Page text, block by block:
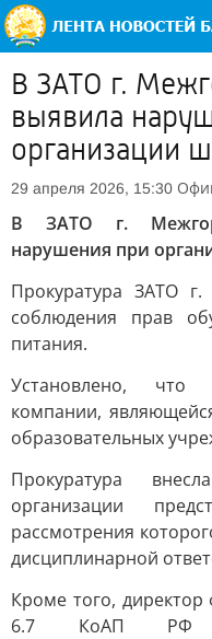
В ЗАТО г.
выявила
организации
29 апреля 2026, 15:30
В ЗАТО г.
нарушения при
Прокуратура ЗАТО
соблюдения прав
питания.
Установлено, что
компании,
образовательных
Прокуратура
организации
рассмотрения
дисциплинарной
Кроме того,
6.7 КоАП РФ